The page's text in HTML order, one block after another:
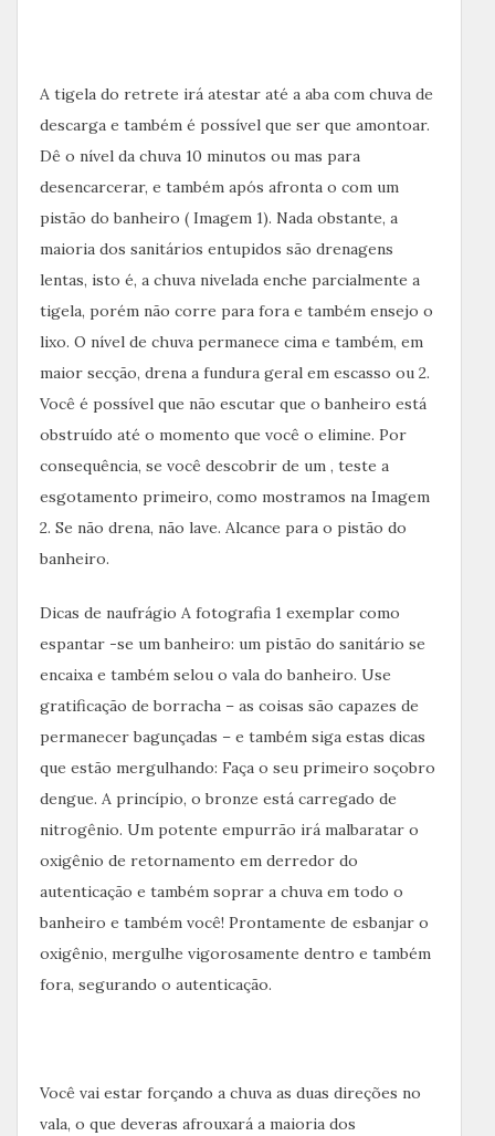
A tigela do retrete irá atestar até a aba com chuva de
descarga e também é possível que ser que amontoar.
Dê o nível da chuva 10 minutos ou mas para
desencarcerar, e também após afronta o com um
pistão do banheiro ( Imagem 1). Nada obstante, a
maioria dos sanitários entupidos são drenagens
lentas, isto é, a chuva nivelada enche parcialmente a
tigela, porém não corre para fora e também ensejo o
lixo. O nível de chuva permanece cima e também, em
maior secção, drena a fundura geral em escasso ou 2.
Você é possível que não escutar que o banheiro está
obstruído até o momento que você o elimine. Por
consequência, se você descobrir de um , teste a
esgotamento primeiro, como mostramos na Imagem
2. Se não drena, não lave. Alcance para o pistão do
banheiro.
Dicas de naufrágio A fotografia 1 exemplar como
espantar -se um banheiro: um pistão do sanitário se
encaixa e também selou o vala do banheiro. Use
gratificação de borracha – as coisas são capazes de
permanecer bagunçadas – e também siga estas dicas
que estão mergulhando: Faça o seu primeiro soçobro
dengue. A princípio, o bronze está carregado de
nitrogênio. Um potente empurrão irá malbaratar o
oxigênio de retornamento em derredor do
autenticação e também soprar a chuva em todo o
banheiro e também você! Prontamente de esbanjar o
oxigênio, mergulhe vigorosamente dentro e também
fora, segurando o autenticação.
Você vai estar forçando a chuva as duas direções no
vala, o que deveras afrouxará a maioria dos